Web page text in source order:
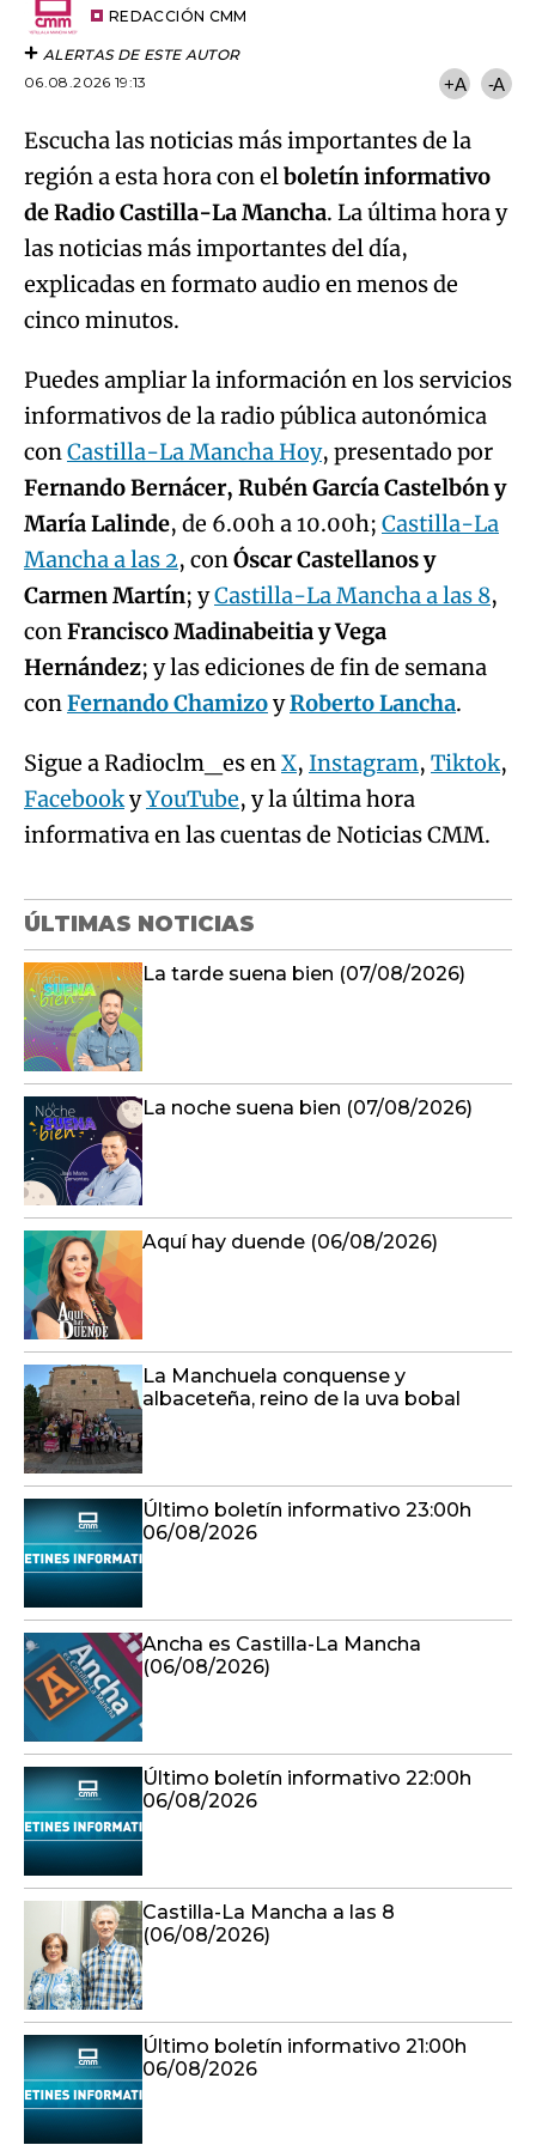
REDACCIÓN CMM
ALERTAS DE ESTE AUTOR
06.08.2026 19:13
+A -A
Escucha las noticias más importantes de la
región a esta hora con elboletín informativo
de Radio Castilla-La Mancha. La última hora y
las noticias más importantes del día,
explicadas en formato audio en menos de
cinco minutos.
Puedes ampliar la información en los servicios
informativos de la radio pública autonómica
conCastilla-La Mancha Hoy, presentado por
Fernando Bernácer, Rubén García Castelbón y
María Lalinde, de 6.00h a 10.00h; Castilla-La
Mancha a las 2, conÓscar Castellanos y
Carmen Martín; yCastilla-La Mancha a las 8,
conFrancisco Madinabeitia y Vega
Hernández; y las ediciones de fin de semana
conFernando ChamizoyRoberto Lancha.
Sigue a Radioclm_es enX, Instagram, Tiktok,
FacebookyYouTube, y la última hora
informativa en las cuentas de Noticias CMM.
ÚLTIMAS NOTICIAS
La tarde suena bien (07/08/2026)
La noche suena bien (07/08/2026)
Aquí hay duende (06/08/2026)
La Manchuela conquense y
albaceteña, reino de la uva bobal
Último boletín informativo 23:00h
06/08/2026
Ancha es Castilla-La Mancha
(06/08/2026)
Último boletín informativo 22:00h
06/08/2026
Castilla-La Mancha a las 8
(06/08/2026)
Último boletín informativo 21:00h
06/08/2026